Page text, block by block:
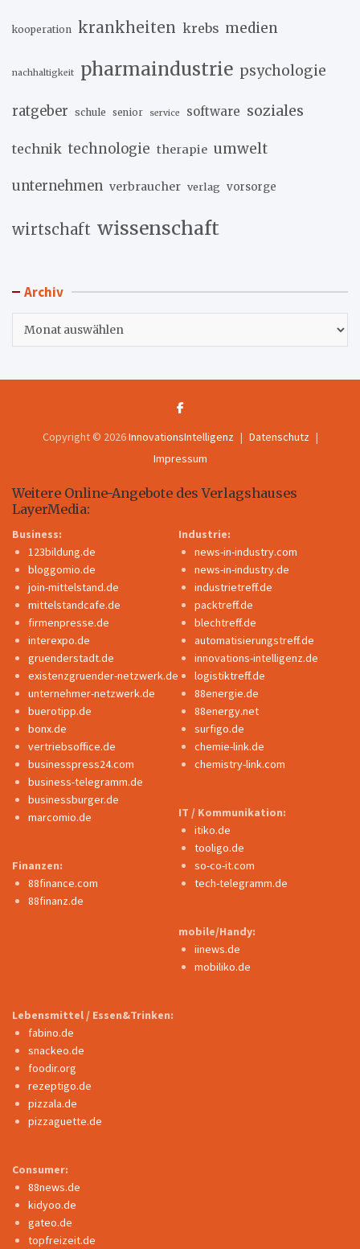
kooperation krankheiten krebs medien
nachhaltigkeit pharmaindustrie psychologie
ratgeber schule senior service software soziales
technik technologie therapie umwelt
unternehmen verbraucher verlag vorsorge
wirtschaft wissenschaft
Archiv
Copyright © 2026InnovationsIntelligenz
Datenschutz
Impressum
Weitere Online-Angebote des Verlagshauses
LayerMedia:
Business:
123bildung.de
bloggomio.de
join-mittelstand.de
mittelstandcafe.de
firmenpresse.de
interexpo.de
gruenderstadt.de
existenzgruender-netzwerk.de
unternehmer-netzwerk.de
buerotipp.de
bonx.de
vertriebsoffice.de
businesspress24.com
business-telegramm.de
businessburger.de
marcomio.de
Finanzen:
88finance.com
88finanz.de
Industrie:
news-in-industry.com
news-in-industry.de
industrietreff.de
packtreff.de
blechtreff.de
automatisierungstreff.de
innovations-intelligenz.de
logistiktreff.de
88energie.de
88energy.net
surfigo.de
chemie-link.de
chemistry-link.com
IT / Kommunikation:
itiko.de
tooligo.de
so-co-it.com
tech-telegramm.de
mobile/Handy:
iinews.de
mobiliko.de
Lebensmittel / Essen&Trinken:
fabino.de
snackeo.de
foodir.org
rezeptigo.de
pizzala.de
pizzaguette.de
Consumer:
88news.de
kidyoo.de
gateo.de
topfreizeit.de